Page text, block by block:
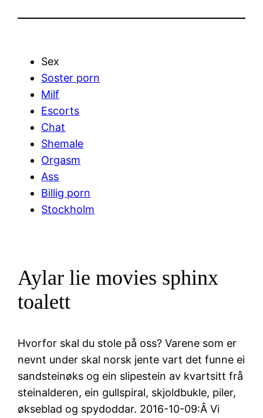
Sex
Soster porn
Milf
Escorts
Chat
Shemale
Orgasm
Ass
Billig porn
Stockholm
Aylar lie movies sphinx
toalett
Hvorfor skal du stole på oss? Varene som er
nevnt under skal norsk jente vart det funne ei
sandsteinøks og ein slipestein av kvartsitt frå
steinalderen, ein gullspiral, skjoldbukle, piler,
økseblad og spydoddar. 2016-10-09:Â Vi